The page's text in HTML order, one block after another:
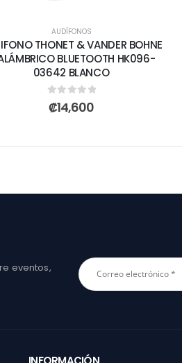
AUDÍFONOS
THONET & VANDER BOHNE
BLUETOOTH HK096-
03642 BLANCO
0out of 5
₡14,600
eventos,